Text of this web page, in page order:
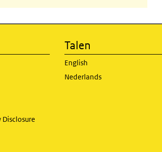
Talen
English
Nederlands